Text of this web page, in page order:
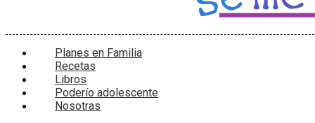
Planes en Familia
Recetas
Libros
Poderío adolescente
Nosotras